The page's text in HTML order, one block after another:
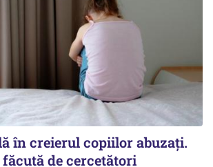
în creierul copiilor abuzați.
de cercetători